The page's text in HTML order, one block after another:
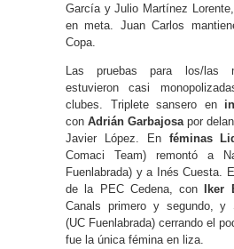
García y Julio Martínez
en meta. Juan Carlos
Copa.
Las pruebas para los/las
estuvieron casi
clubes. Triplete sansero en
con Adrián Garbajosa por
Javier López. En féminas
Comaci Team) remontó a
Fuenlabrada) y a Inés Cuesta.
de la PEC Cedena, con
Iker
Canals primero y segundo, y
(UC Fuenlabrada) cerrando el
fue la única fémina en liza.